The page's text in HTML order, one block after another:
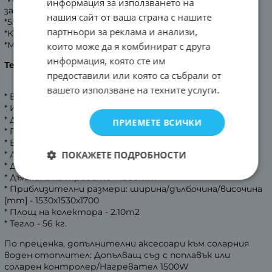
запазването на топлата вода до 72 часа.
*55 мм изолационен полиуретан.
*Крепежни и силиконови пръстени.
*Магнезиев анод против варовик.
Технически данни:
* Вход студена вода - ½”
* Изход гореща вода - ¾”
* Дренажен изход - ½”
* Преливник - ½”
* Вход нагревател - 1”
* Диаметър на водосъдържателя - 470mm
* Диаметър на тръбите - Ф58 mm
* Дължина на тръбите - 1800mm
* Приблизителни размери: ширина/дълбочина/височина
[mm] - 1530x1530x1700
* Площ на колектора - 2.10m2
* Тегло - 56 кг.
По преценка, допълнителни аксесоари към соларния
воден отоплител: Допълващ съд с поплавък или
соларен контролер/Нагревател 1500W
нашия сайт от ваша страна с нашите
партньори за реклама и анализи,
които може да я комбинират с друга
информация, която сте им
предоставили или която са събрали от
вашето използване на техните услуги.
ПРИЕМЕТЕ ВСИЧКИ
ПОКАЖЕТЕ ПОДРОБНОСТИ